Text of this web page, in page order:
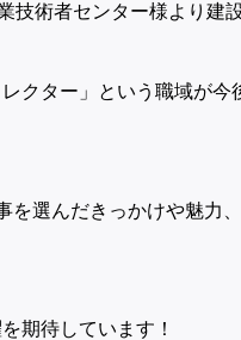
術者センター様より建
クター」という職域が
を選んだきっかけや魅力
期待しています！